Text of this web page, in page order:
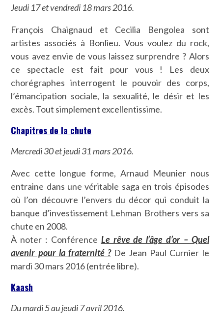
Jeudi 17 et vendredi 18 mars 2016.
François Chaignaud et Cecilia Bengolea sont
artistes associés à Bonlieu. Vous voulez du rock,
vous avez envie de vous laissez surprendre ? Alors
ce spectacle est fait pour vous ! Les deux
chorégraphes interrogent le pouvoir des corps,
l’émancipation sociale, la sexualité, le désir et les
excès. Tout simplement excellentissime.
Chapitres de la chute
Mercredi 30 et jeudi 31 mars 2016.
Avec cette longue forme, Arnaud Meunier nous
entraine dans une véritable saga en trois épisodes
où l’on découvre l’envers du décor qui conduit la
banque d’investissement Lehman Brothers vers sa
chute en 2008.
À noter : Conférence Le rêve de l’âge d’or – Quel
avenir pour la fraternité ? De Jean Paul Curnier le
mardi 30 mars 2016 (entrée libre).
Kaash
Du mardi 5 au jeudi 7 avril 2016.